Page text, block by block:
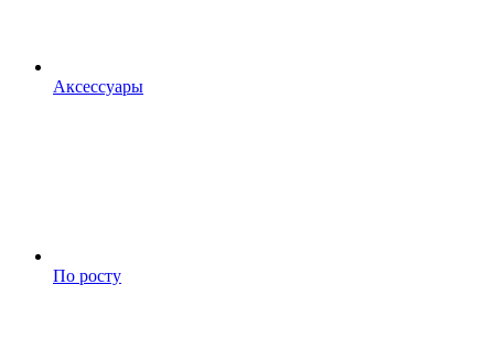
Аксессуары
По росту